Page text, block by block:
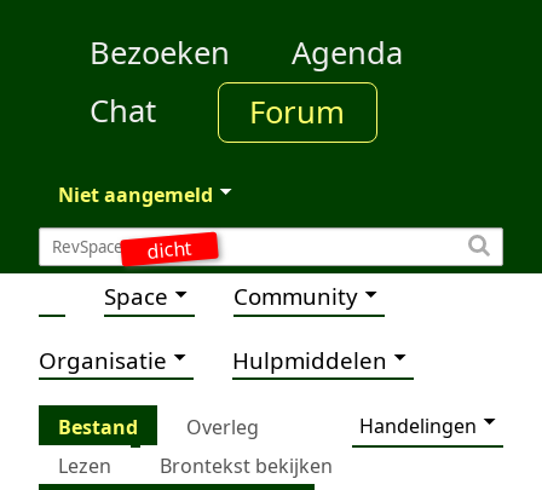
dicht
Bezoeken
Agenda
Chat
Forum
Niet aangemeld
Space Community
Organisatie Hulpmiddelen
Bestand Overleg
Handelingen
Lezen
Brontekst bekijken